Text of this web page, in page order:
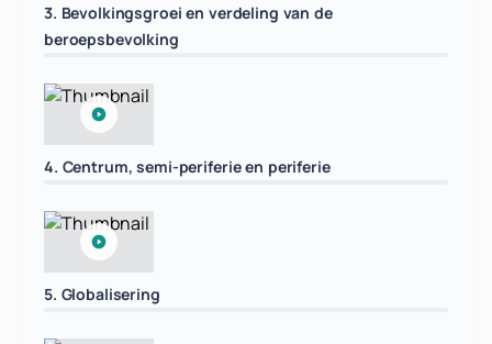
3. Bevolkingsgroei en verdeling van de
beroepsbevolking
4. Centrum, semi-periferie en periferie
5. Globalisering